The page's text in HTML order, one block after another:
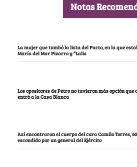
Notas
La mujer que tumbó la lista del Pacto, en la que
María del Mar Pizarro y “Lalis
Los opositores de Petro no tuvieron más opción
entró a la Casa Blanca
Así encontraron el cuerpo del cura Camilo Torres,
escondido por un general del Ejército